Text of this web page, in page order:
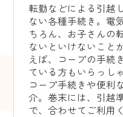
転勤などによる引越
ない各種手続き。電
ちろん、お子さんの
ないといけないこと
えば、コープの手続
ている方もいらっし
コープ手続きや便利
介。巻末には、引越
で、合わせてご利用